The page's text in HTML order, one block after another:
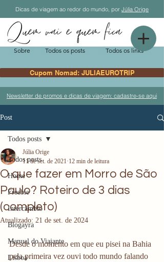
Sobre Todos os posts Todos os links
Cupom Nomad: JULIAEUROTRIP
Dicas de viagem ao redor do mundo, por Júlia Orige
Newsletter de promos e dicas de viagem: cadastre-se aqui
Post
Todos posts
Home
Freebie
Intercâmbio
Blogayra
Manual do Viajante
Lisboa
Todos posts
O que fazer em Morro de São
Paulo? Roteiro de 3 dias
(completo)
Júlia Orige
11 de set. de 2021 12 min de leitura
Atualizado: 21 de set. de 2024
Desde o momento em que eu pisei na Bahia
pela primeira vez ouvi todo mundo falando